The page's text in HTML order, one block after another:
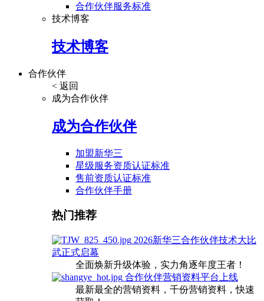
合作伙伴服务标准
技术博客
技术博客
合作伙伴
< 返回
成为合作伙伴
成为合作伙伴
加盟新华三
星级服务资质认证标准
售前资质认证标准
合作伙伴手册
热门推荐
2026新华三合作伙伴技术大比
武正式启幕
全面焕新升级体验，实力角逐年度王者！
合作伙伴营销资料平台上线
最新最全的营销资料，千份营销资料，快速